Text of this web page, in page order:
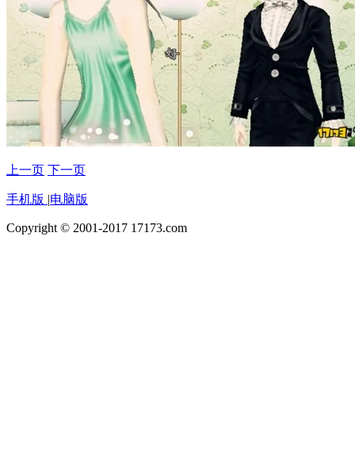
上一页 下一页
手机版 |电脑版
Copyright © 2001-2017 17173.com